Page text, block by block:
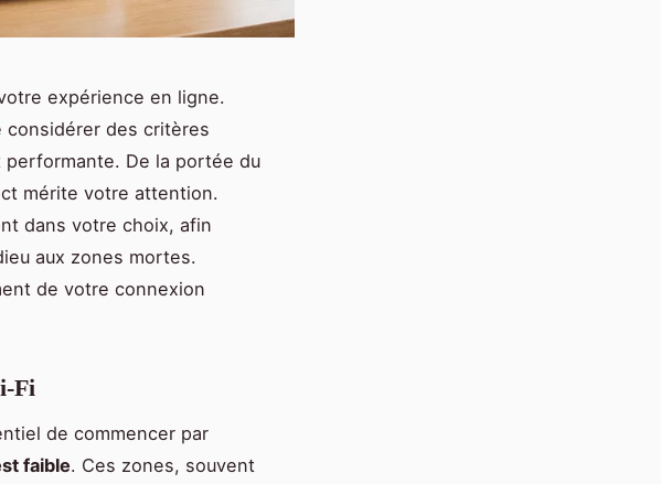
expérience en ligne.
considérer des critères
De la portée du
mérite votre attention.
dans votre choix, afin
aux zones mortes.
de votre connexion
Fi
de commencer par
faible. Ces zones, souvent